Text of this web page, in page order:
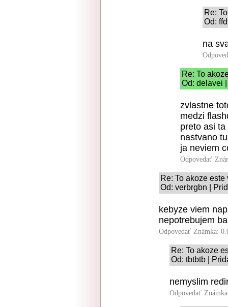
Re:
Od:
na
Re: To
Od: delavei
zvlastne
medzi
preto asi
nastvano
ja neviem
Odpovedať
Re: To akoze
Od: verbrgbn |
kebyze viem
nepotrebujem
Odpovedať Známka:
Re: To akoze
Od: tbtbtb |
nemyslim
Odpovedať